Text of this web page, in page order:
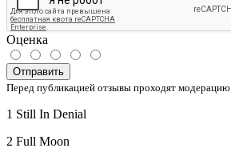
Оценка
Отправить
Перед публикацией отзывы проходят модерацию
1 Still In Denial
2 Full Moon